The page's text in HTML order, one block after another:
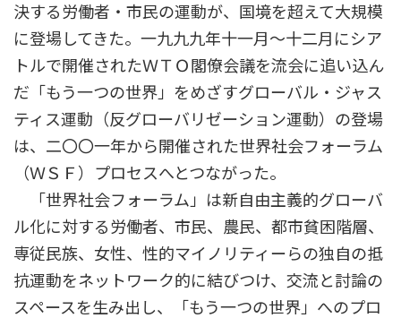
決する労働者・市民の運動が、国境を超えて大規模
に登場してきた。一九九九年十一月～十二月にシア
トルで開催されたＷＴＯ閣僚会議を流会に追い込ん
だ「もう一つの世界」をめざすグローバル・ジャス
ティス運動（反グローバリゼーション運動）の登場
は、二〇〇一年から開催された世界社会フォーラム
（ＷＳＦ）プロセスへとつながった。
「世界社会フォーラム」は新自由主義的グローバ
ル化に対する労働者、市民、農民、都市貧困階層、
専従民族、女性、性的マイノリティーらの独自の抵
抗運動をネットワーク的に結びつけ、交流と討論の
スペースを生み出し、「もう一つの世界」へのプロ